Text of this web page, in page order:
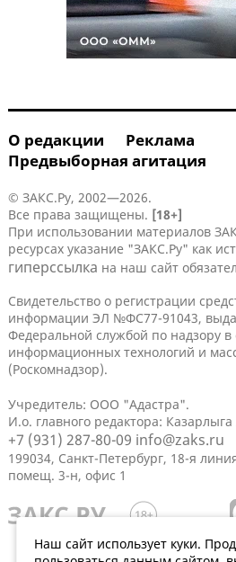
О редакции
Реклама
Предвыборная агитация
© ЗАКС.Ру, 2002—2026.
Все права защищены. [18+]
При использовании материалов
ресурсах указание "ЗАКС.Ру" как
гиперссылка на наш сайт
Свидетельство о регистрации
информации ЭЛ №ФС77-91043,
Федеральной службой по надзору в
информационных технологий и
(Роскомнадзор).
Учредитель: ООО "Адастра".
И.о. главного редактора:
+7 (931) 287-80-09 info@zaks.ru
199034, Санкт-Петербург, 18-я
помещ. 3-н, офис 1
Наш сайт использует куки.